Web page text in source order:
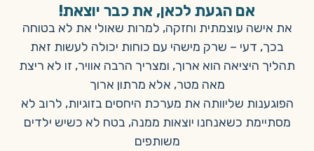
אם הגעת לכאן, את כבר יוצאת!
את אישה עוצמתית וחזקה, למרות שאולי את לא בטוחה
בכך, דעי – שרק מישהי עם כוחות יכולה לעשות זאת
תהליך היציאה הוא ארוך, ומצריך הרבה אוויר, זו לא ריצת
מאה מטר, אלא מרתון ארוך
הפוגענות שליוותה את מערכת היחסים בזוגיות, לרוב לא
מסתיימת כשאנחנו יוצאות ממנה, בטח לא כשיש ילדים
משותפים